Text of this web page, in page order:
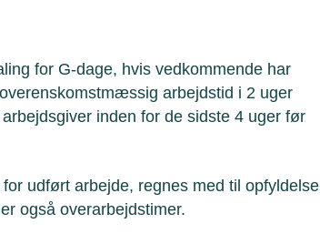
for G-dage, hvis vedkommende har
arbejdstid i 2 uger
inden for de sidste 4 uger før
udført arbejde, regnes med til opfyldelse
også overarbejdstimer.